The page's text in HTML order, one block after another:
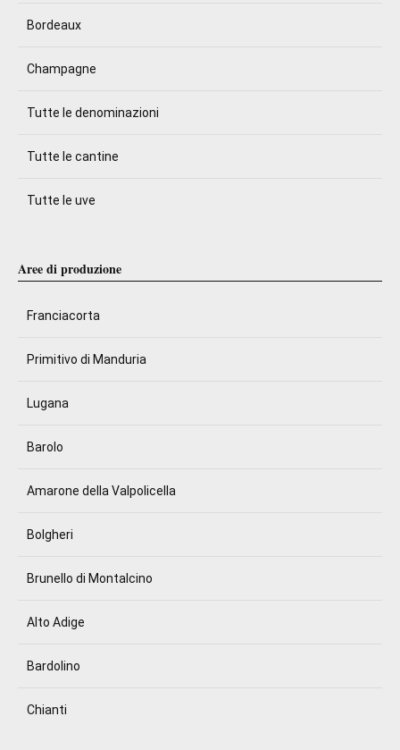
Bordeaux
Champagne
Tutte le denominazioni
Tutte le cantine
Tutte le uve
Aree di produzione
Franciacorta
Primitivo di Manduria
Lugana
Barolo
Amarone della Valpolicella
Bolgheri
Brunello di Montalcino
Alto Adige
Bardolino
Chianti